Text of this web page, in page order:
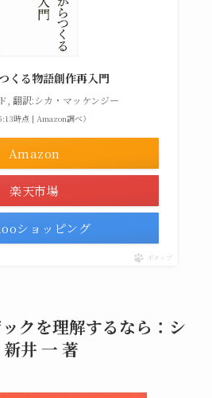
くる物語創作再入門
, 翻訳:シカ・マッケンジー
時点 | Amazon調べ）
Amazon
楽天市場
ショッピング
ポチップ
クを理解するなら：シ
井 一 著